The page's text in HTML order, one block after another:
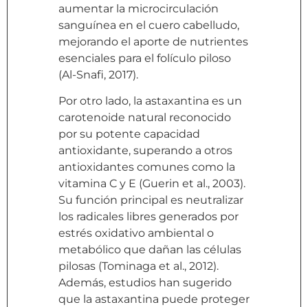
aumentar la microcirculación
sanguínea en el cuero cabelludo,
mejorando el aporte de nutrientes
esenciales para el folículo piloso
(Al-Snafi, 2017).
Por otro lado, la astaxantina es un
carotenoide natural reconocido
por su potente capacidad
antioxidante, superando a otros
antioxidantes comunes como la
vitamina C y E (Guerin et al., 2003).
Su función principal es neutralizar
los radicales libres generados por
estrés oxidativo ambiental o
metabólico que dañan las células
pilosas (Tominaga et al., 2012).
Además, estudios han sugerido
que la astaxantina puede proteger